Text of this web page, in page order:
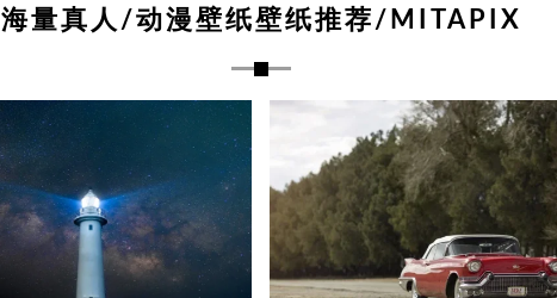
海量真人/动漫壁纸壁纸推荐/MITAPIX